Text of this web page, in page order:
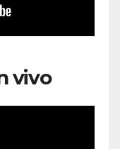
vivo